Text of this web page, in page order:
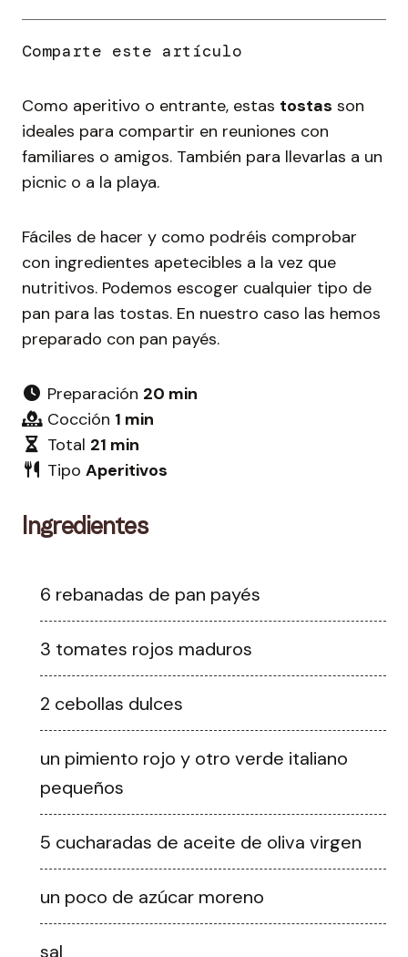
Como aperitivo o entrante, estas tostas son
ideales para compartir en reuniones con
familiares o amigos. También para llevarlas a un
picnic o a la playa.
Fáciles de hacer y como podréis comprobar
con ingredientes apetecibles a la vez que
nutritivos. Podemos escoger cualquier tipo de
pan para las tostas. En nuestro caso las hemos
preparado con pan payés.
Preparación 20 min
Cocción 1 min
Total 21 min
Tipo Aperitivos
Ingredientes
6 rebanadas de pan payés
3 tomates rojos maduros
2 cebollas dulces
un pimiento rojo y otro verde italiano
pequeños
5 cucharadas de aceite de oliva virgen
un poco de azúcar moreno
sal